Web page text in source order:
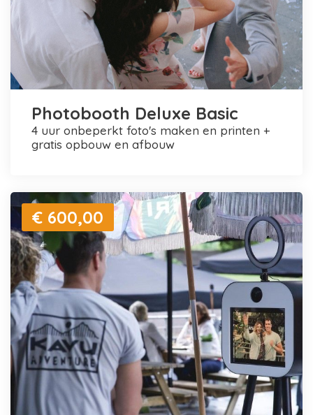
Photobooth Deluxe Basic
4 uur onbeperkt foto's maken en printen +
gratis opbouw en afbouw
€ 600,00